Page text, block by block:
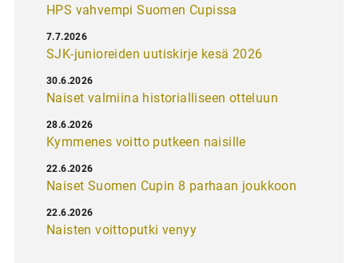
HPS vahvempi Suomen Cupissa
SJK-junioreiden uutiskirje kesä 2026
7.7.2026
Naiset valmiina historialliseen otteluun
30.6.2026
Kymmenes voitto putkeen naisille
28.6.2026
Naiset Suomen Cupin 8 parhaan joukkoon
22.6.2026
Naisten voittoputki venyy
22.6.2026